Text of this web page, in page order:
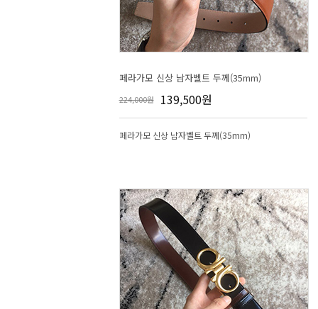
페라가모 신상 남자벨트 두께(35mm)
224,000원 139,500원
페라가모 신상 남자벨트 두께(35mm)